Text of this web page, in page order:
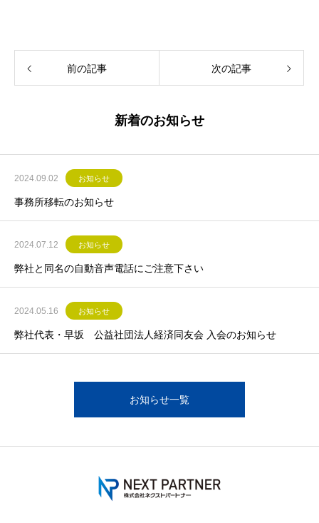
前の記事 次の記事
新着のお知らせ
2024.09.02 お知らせ
事務所移転のお知らせ
2024.07.12 お知らせ
弊社と同名の自動音声電話にご注意下さい
2024.05.16 お知らせ
弊社代表・早坂 公益社団法人経済同友会 入会のお知らせ
お知らせ一覧